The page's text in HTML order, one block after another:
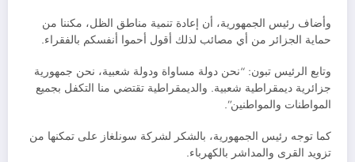
وأضاف رئيس الجمهورية، أن إعادة تنمية مناطق الظل، مكننا من
حماية الجزائر من أي مصائب لذلك أقول أحموا أنفسكم بالفقراء.
وتابع الرئيس تبون: “نحن دولة مساواة ودولة شعبية، نحن جمهورية
جزائرية ديمقراطية شعبية. والديمقراطية تقتضي منا التكفل بجميع
المواطنات والمواطنين”.
كما توجه رئيس الجمهورية، بالشكر لشركة سونلغاز على تمكنها من
تزويد القرى والمداشر بالكهرباء.